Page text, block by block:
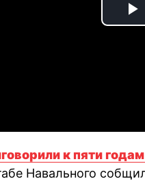
к пяти
Навального